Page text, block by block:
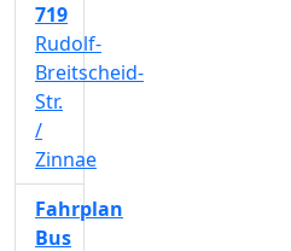
719
Rudolf-
Breitscheid-
Str.
/
Zinnae
Fahrplan
Bus